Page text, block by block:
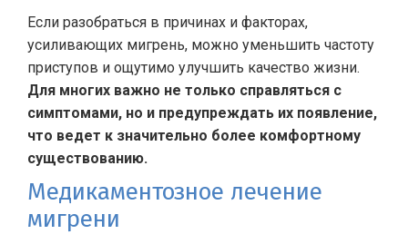
Если разобраться в причинах и факторах,
усиливающих мигрень, можно уменьшить частоту
приступов и ощутимо улучшить качество жизни.
Для многих важно не только справляться с
симптомами, но и предупреждать их появление,
что ведет к значительно более комфортному
существованию.
Медикаментозное лечение
мигрени